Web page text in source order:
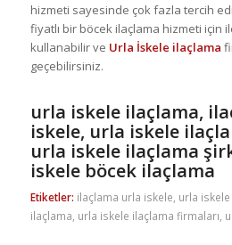
hizmeti sayesinde çok fazla tercih
fiyatlı bir böcek ilaçlama hizmeti için
kullanabilir ve Urla İskele ilaçlama
geçebilirsiniz.
urla iskele ilaçlama,
iskele, urla iskele
urla iskele ilaçlama
iskele böcek ilaçlama
Etiketler: ilaçlama urla iskele urla
ilaçlama urla iskele ilaçlama firmaları